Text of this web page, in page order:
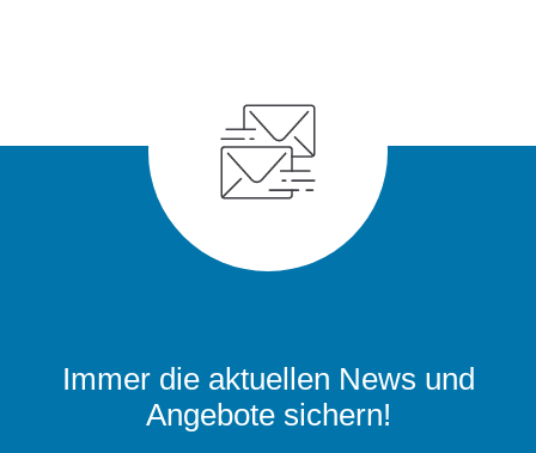
Immer die aktuellen News und
Angebote sichern!